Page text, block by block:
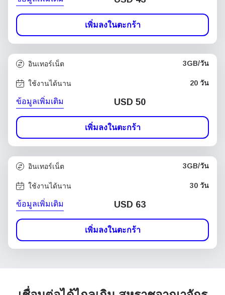
เพิ่มลงในตะกร้า
อินเทอร์เน็ต 3GB/วัน
ใช้งานได้นาน 20 วัน
ข้อมูลเพิ่มเติม USD 50
เพิ่มลงในตะกร้า
อินเทอร์เน็ต 3GB/วัน
ใช้งานได้นาน 30 วัน
ข้อมูลเพิ่มเติม USD 63
เพิ่มลงในตะกร้า